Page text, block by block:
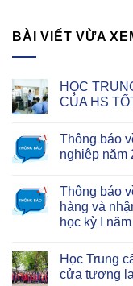
BÀI VIẾT VỪA
HỌC
CỦA HS
Thông báo
nghiệp năm
Thông báo
hàng và
học kỳ I
Học Trung
cửa tương